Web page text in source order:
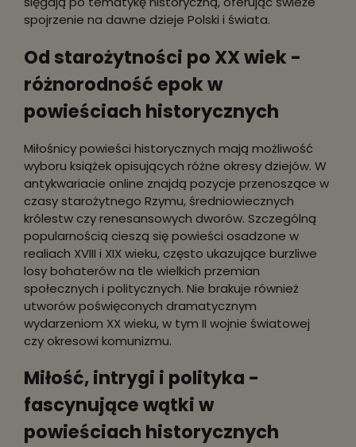
spojrzenie na dawne dzieje Polski i świata.
Od starożytności po XX wiek -
różnorodność epok w
powieściach historycznych
Miłośnicy powieści historycznych mają możliwość
wyboru książek opisujących różne okresy dziejów. W
antykwariacie online znajdą pozycje przenoszące w
czasy starożytnego Rzymu, średniowiecznych
królestw czy renesansowych dworów. Szczególną
popularnością cieszą się powieści osadzone w
realiach XVIII i XIX wieku, często ukazujące burzliwe
losy bohaterów na tle wielkich przemian
społecznych i politycznych. Nie brakuje również
utworów poświęconych dramatycznym
wydarzeniom XX wieku, w tym II wojnie światowej
czy okresowi komunizmu.
Miłość, intrygi i polityka -
fascynujące wątki w
powieściach historycznych